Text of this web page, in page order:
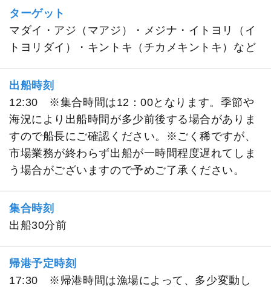
ターゲット
マダイ・アジ（マアジ）・メジナ・イトヨリ（イ
トヨリダイ）・キントキ（チカメキントキ）など
出船時刻
12:30 ※集合時間は12：00となります。季節や
海況により出船時間が多少前後する場合がありま
すので船長にご確認ください。※ごく稀ですが、
市場業務が終わらず出船が一時間程度遅れてしま
う場合がございますので予めご了承ください。
集合時刻
出船30分前
帰港予定時刻
17:30 ※帰港時間は漁場によって、多少変動し